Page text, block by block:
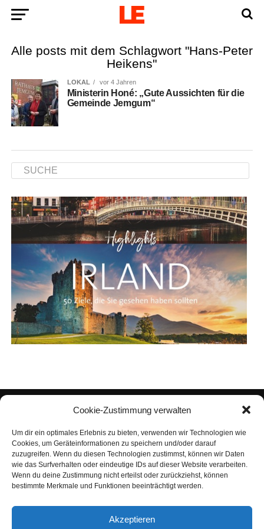
Cookie-Zustimmung verwalten
Um dir ein optimales Erlebnis zu bieten, verwenden wir Technologien wie
Cookies, um Geräteinformationen zu speichern und/oder darauf
zuzugreifen. Wenn du diesen Technologien zustimmst, können wir Daten
wie das Surfverhalten oder eindeutige IDs auf dieser Website verarbeiten.
Wenn du deine Zustimmung nicht erteilst oder zurückziehst, können
bestimmte Merkmale und Funktionen beeinträchtigt werden.
Akzeptieren
Alle posts mit dem Schlagwort "Hans-Peter
Heikens"
LOKAL vor 4 Jahren
Minis­te­rin Honé: „Gute Aus­sich­ten für die
Gemein­de Jemgum“
DATEN­SCHUTZ
NUT­ZUNGS­BE­DIN­GUN­GEN